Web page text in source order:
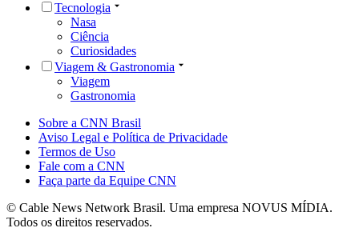
Tecnologia
Nasa
Ciência
Curiosidades
Viagem & Gastronomia
Viagem
Gastronomia
Sobre a CNN Brasil
Aviso Legal e Política de Privacidade
Termos de Uso
Fale com a CNN
Faça parte da Equipe CNN
© Cable News Network Brasil. Uma empresa NOVUS MÍDIA.
Todos os direitos reservados.